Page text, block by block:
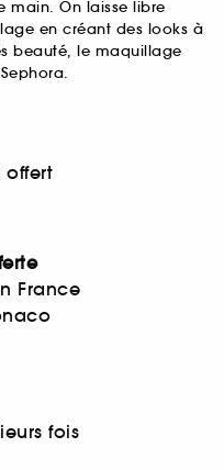
main. On laisse libre
en créant des looks à
beauté, le maquillage
offert
France
fois